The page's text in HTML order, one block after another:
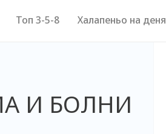
Топ 3-5-8 Халапеньо на деня
И БОЛНИ